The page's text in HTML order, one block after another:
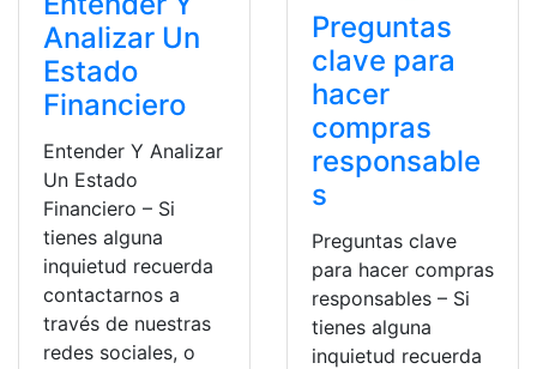
Analizar Un
Estado
Financiero
Entender Y Analizar
Un Estado
Financiero – Si
tienes alguna
inquietud recuerda
contactarnos a
través de nuestras
redes sociales, o
Preguntas
clave para
hacer
compras
responsable
s
Preguntas clave
para hacer compras
responsables – Si
tienes alguna
inquietud recuerda